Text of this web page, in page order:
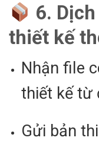
6.
thiết kế
Nhận file
thiết kế từ
Gửi bản